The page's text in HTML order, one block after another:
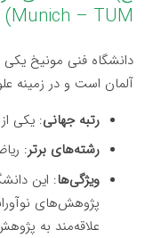
Munich – TUM)
دانشگاه فنی مونیخ
آلمان است و در زمینه
رتبه جهانی: یکی از ۵۰ دانشگاه برتر جهانی
رشته‌های برتر:
ویژگی‌ها: این
پژوهش‌های
علاقه‌مند به